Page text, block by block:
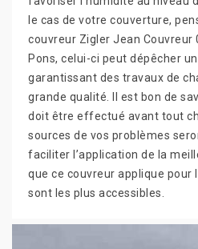
le cas de votre couverture,
couvreur Zigler Jean Couvreur
Pons, celui-ci peut dépêcher
garantissant des travaux de
grande qualité. Il est bon de
doit être effectué avant tout
sources de vos problèmes
faciliter l’application de la
que ce couvreur applique pour
sont les plus accessibles.